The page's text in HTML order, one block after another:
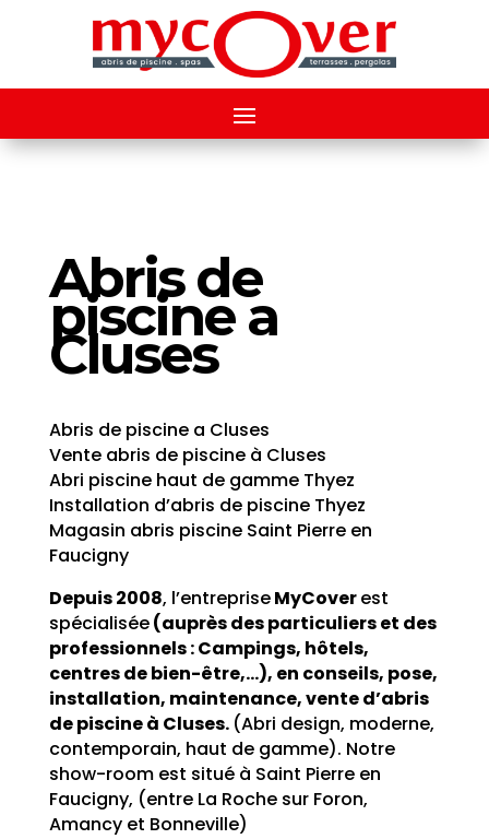
Abris de
piscine a
Cluses
Abris de piscine a Cluses
Vente abris de piscine à Cluses
Abri piscine haut de gamme Thyez
Installation d’abris de piscine Thyez
Magasin abris piscine Saint Pierre en
Faucigny
Depuis 2008, l’entrepriseMyCoverest
spécialisée(auprès des particuliers et des
professionnels : Campings, hôtels,
centres de bien-être,…), en conseils, pose,
installation, maintenance, vente d’abris
de piscine à Cluses. (Abri design, moderne,
contemporain, haut de gamme). Notre
show-room est situé à Saint Pierre en
Faucigny, (entre La Roche sur Foron,
Amancy et Bonneville)